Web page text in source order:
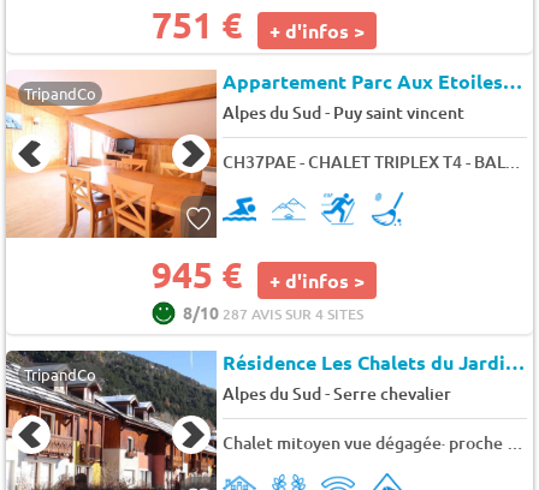
751 € + d'infos >
TripandCo Appartement Parc Aux Etoiles C002PAE - Puy Saint Vincent
Alpes du Sud- Puy saint vincent
CH37PAE - CHALET TRIPLEX T4 - BALCON - 8 pers - 8 pers. - 62m2 - TV
945 € + d'infos >
8/10 287 AVIS SUR 4 SITES
TripandCo Résidence Les Chalets du Jardin Alpin
Alpes du Sud-Serre chevalier
Chalet mitoyen vue dégagée· proche pistes et base loisirs l'été · idéalement situé - 6 pers. - 47m2 - TV - Animaux admis